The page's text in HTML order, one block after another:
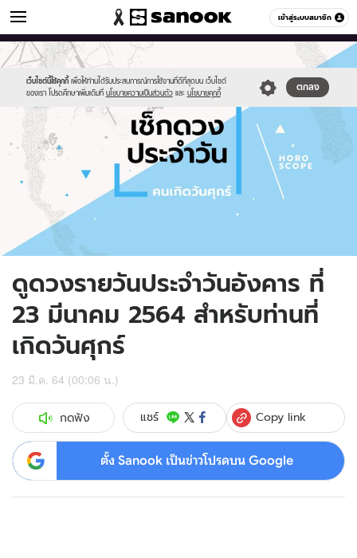
เข้าสู่ระบบสมาชิก
ดูดวง หมวดอื่นๆ
เว็บไซต์นี้ใช้คุกกี้ เพื่อให้ท่านได้รับประสบการณ์การใช้งานที่ดีที่สุดบน เว็บไซต์
ของเรา โปรดศึกษาเพิ่มเติมที่ นโยบายความเป็นส่วนตัว และ นโยบายคุกกี้
ตกลง
Sanook
//s.isanook.com/sr/0/images/logo-
new-
sanook.png
600
60
//s.isanook.com/ho/0/ud/fxd/day/daily-
horoscope-
friday.jpg
ดูดวงรายวันประจำวันอังคาร ที่
23 มีนาคม 2564 สำหรับท่านที่
เกิดวันศุกร์
23 มี.ค. 64 (00:06 น.)
กดฟัง แชร์ Copy link
ตั้ง Sanook เป็นข่าวโปรดบน Google